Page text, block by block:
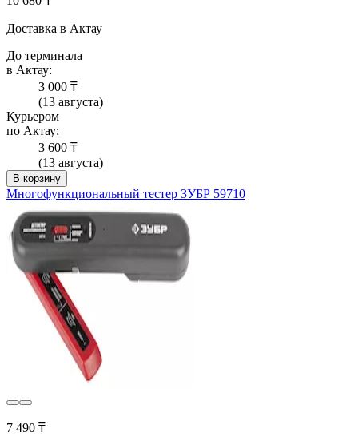
Доставка в Актау
До терминала
в Актау:
3 000 ₸
(13 августа)
Курьером
по Актау:
3 600 ₸
(13 августа)
В корзину
Многофункциональный тестер ЗУБР 59710
7 490 ₸